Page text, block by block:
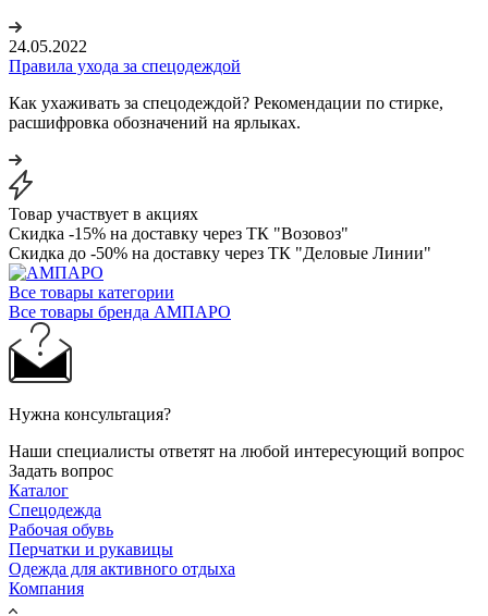
24.05.2022
Правила ухода за спецодеждой
Как ухаживать за спецодеждой? Рекомендации по стирке,
расшифровка обозначений на ярлыках.
Товар участвует в акциях
Скидка -15% на доставку через ТК "Возовоз"
Скидка до -50% на доставку через ТК "Деловые Линии"
Все товары категории
Все товары бренда АМПАРО
Нужна консультация?
Наши специалисты ответят на любой интересующий вопрос
Задать вопрос
Каталог
Спецодежда
Рабочая обувь
Перчатки и рукавицы
Одежда для активного отдыха
Компания